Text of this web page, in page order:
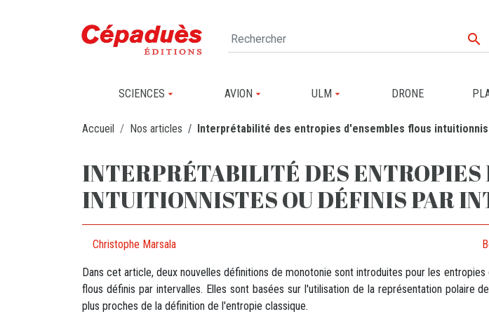

SCIENCES AVION ULM DRONE
Accueil Nos articles Interprétabilité des entropies d'ensembles flous
INTERPRÉTABILITÉ DES ENTROPIES
INTUITIONNISTES OU DÉFINIS PAR
Christophe Marsala
Dans cet article, deux nouvelles définitions de monotonie sont introduites pour les
flous définis par intervalles. Elles sont basées sur l'utilisation de la représentation
plus proches de la définition de l'entropie classique.